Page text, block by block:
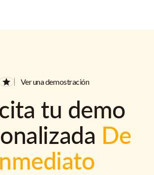
Ver una demostración
tu demo
De